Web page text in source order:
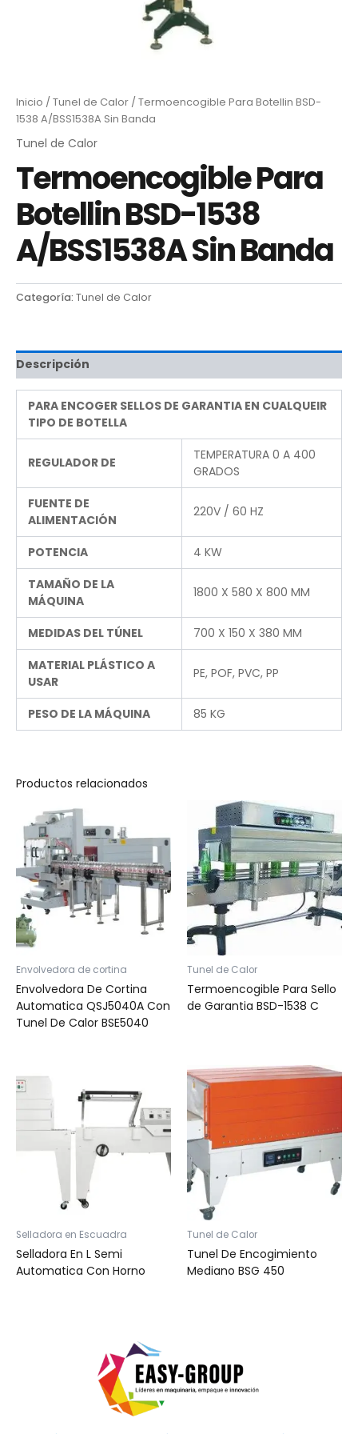
Inicio /Tunel de Calor / Termoencogible Para Botellin BSD-
1538 A/BSS1538A Sin Banda
Tunel de Calor
Termoencogible Para
Botellin BSD-1538
A/BSS1538A Sin Banda
Categoría: Tunel de Calor
Descripción
PARA ENCOGER SELLOS DE GARANTIA EN CUALQUEIR
TIPO DE BOTELLA
REGULADOR DE
TEMPERATURA 0 A 400
GRADOS
FUENTE DE
ALIMENTACIÓN
220V / 60 HZ
POTENCIA
4 KW
TAMAÑO DE LA
MÁQUINA
1800 X 580 X 800 MM
MEDIDAS DEL TÚNEL
700 X 150 X 380 MM
MATERIAL PLÁSTICO A
USAR
PE, POF, PVC, PP
PESO DE LA MÁQUINA 85 KG
Productos relacionados
Envolvedora de cortina
Envolvedora De Cortina
Automatica QSJ5040A Con
Tunel De Calor BSE5040
Tunel de Calor
Termoencogible Para Sello
de Garantia BSD-1538 C
Selladora en Escuadra
Selladora En L Semi
Automatica Con Horno
Tunel de Calor
Tunel De Encogimiento
Mediano BSG 450